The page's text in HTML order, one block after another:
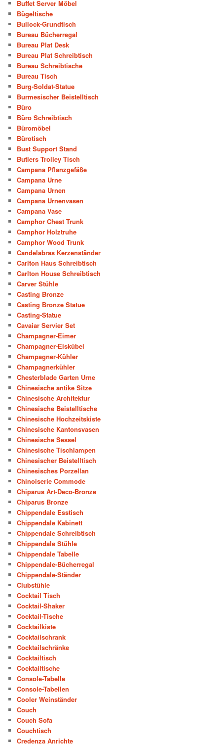
Buffet Server Möbel
Bügeltische
Bullock-Grundtisch
Bureau Bücherregal
Bureau Plat Desk
Bureau Plat Schreibtisch
Bureau Schreibtische
Bureau Tisch
Burg-Soldat-Statue
Burmesischer Beistelltisch
Büro
Büro Schreibtisch
Büromöbel
Bürotisch
Bust Support Stand
Butlers Trolley Tisch
Campana Pflanzgefäße
Campana Urne
Campana Urnen
Campana Urnenvasen
Campana Vase
Camphor Chest Trunk
Camphor Holztruhe
Camphor Wood Trunk
Candelabras Kerzenständer
Carlton Haus Schreibtisch
Carlton House Schreibtisch
Carver Stühle
Casting Bronze
Casting Bronze Statue
Casting-Statue
Cavaiar Servier Set
Champagner-Eimer
Champagner-Eiskübel
Champagner-Kühler
Champagnerkühler
Chesterblade Garten Urne
Chinesische antike Sitze
Chinesische Architektur
Chinesische Beistelltische
Chinesische Hochzeitskiste
Chinesische Kantonsvasen
Chinesische Sessel
Chinesische Tischlampen
Chinesischer Beistelltisch
Chinesisches Porzellan
Chinoiserie Commode
Chiparus Art-Deco-Bronze
Chiparus Bronze
Chippendale Esstisch
Chippendale Kabinett
Chippendale Schreibtisch
Chippendale Stühle
Chippendale Tabelle
Chippendale-Bücherregal
Chippendale-Ständer
Clubstühle
Cocktail Tisch
Cocktail-Shaker
Cocktail-Tische
Cocktailkiste
Cocktailschrank
Cocktailschränke
Cocktailtisch
Cocktailtische
Console-Tabelle
Console-Tabellen
Cooler Weinständer
Couch
Couch Sofa
Couchtisch
Credenza Anrichte